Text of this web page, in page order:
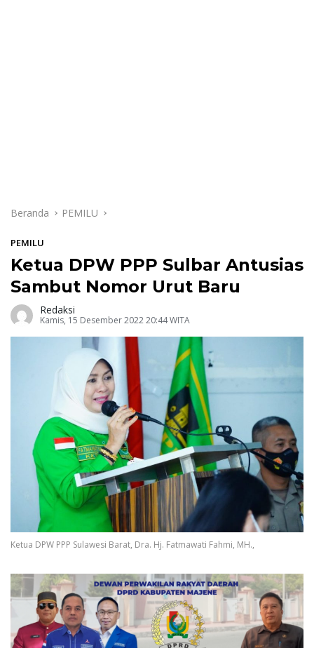
Beranda PEMILU
PEMILU
Ketua DPW PPP Sulbar Antusias
Sambut Nomor Urut Baru
Redaksi
Kamis, 15 Desember 2022 20:44 WITA
Ketua DPW PPP Sulawesi Barat, Dra. Hj. Fatmawati Fahmi, MH.,